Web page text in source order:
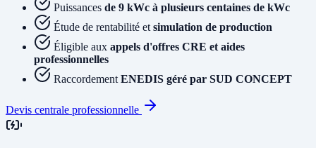
Puissances de 9 kWc à plusieurs centaines de kWc
Étude de rentabilité et simulation de production
Éligible aux appels d'offres CRE et aides
professionnelles
Raccordement ENEDIS géré par SUD CONCEPT
Devis centrale professionnelle